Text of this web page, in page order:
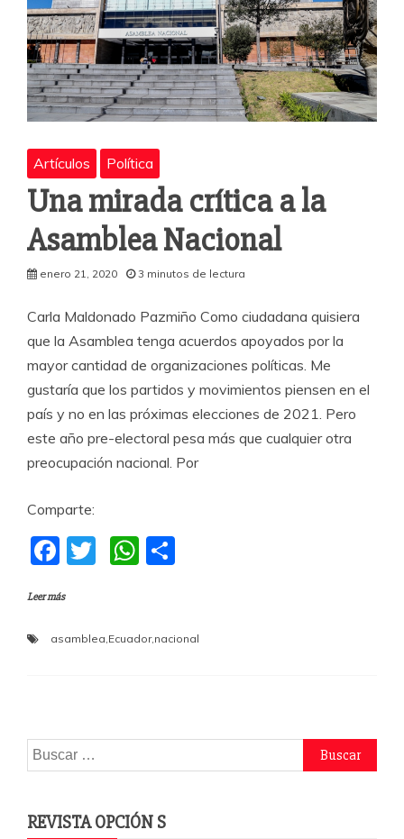
Artículos Política
Una mirada crítica a la
Asamblea Nacional
enero 21, 2020 3 minutos de lectura
Carla Maldonado Pazmiño Como ciudadana quisiera
que la Asamblea tenga acuerdos apoyados por la
mayor cantidad de organizaciones políticas. Me
gustaría que los partidos y movimientos piensen en el
país y no en las próximas elecciones de 2021. Pero
este año pre-electoral pesa más que cualquier otra
preocupación nacional. Por
Comparte:
F
c
e
k
T
er
W
s
p
Leer más
asamblea,Ecuador,nacional
Buscar:
REVISTA OPCIÓN S